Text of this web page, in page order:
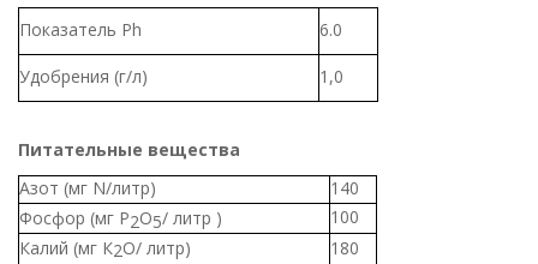
Показатель Ph 6.0
Удобрения (г/л) 1,0
Питательные вещества
Азот (мг N/литр)
140
Фосфор (мг P2O5/ литр )
100
Калий (мг К2О/ литр)
180